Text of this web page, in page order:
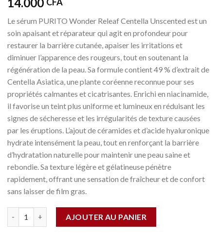
Le sérum PURITO Wonder Releaf Centella Unscented est un
soin apaisant et réparateur qui agit en profondeur pour
restaurer la barrière cutanée, apaiser les irritations et
diminuer l’apparence des rougeurs, tout en soutenant la
régénération de la peau. Sa formule contient 49 % d’extrait de
Centella Asiatica, une plante coréenne reconnue pour ses
propriétés calmantes et cicatrisantes. Enrichi en niacinamide,
il favorise un teint plus uniforme et lumineux en réduisant les
signes de sécheresse et les irrégularités de texture causées
par les éruptions. L’ajout de céramides et d’acide hyaluronique
hydrate intensément la peau, tout en renforçant la barrière
d’hydratation naturelle pour maintenir une peau saine et
rebondie. Sa texture légère et gélatineuse pénètre
rapidement, offrant une sensation de fraîcheur et de confort
sans laisser de film gras.
AJOUTER AU PANIER